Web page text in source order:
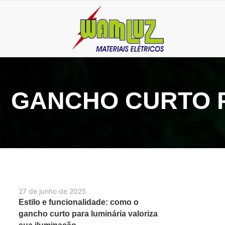
GANCHO CURTO
27 de junho de 2025
Estilo e funcionalidade: como o
gancho curto para luminária valoriza